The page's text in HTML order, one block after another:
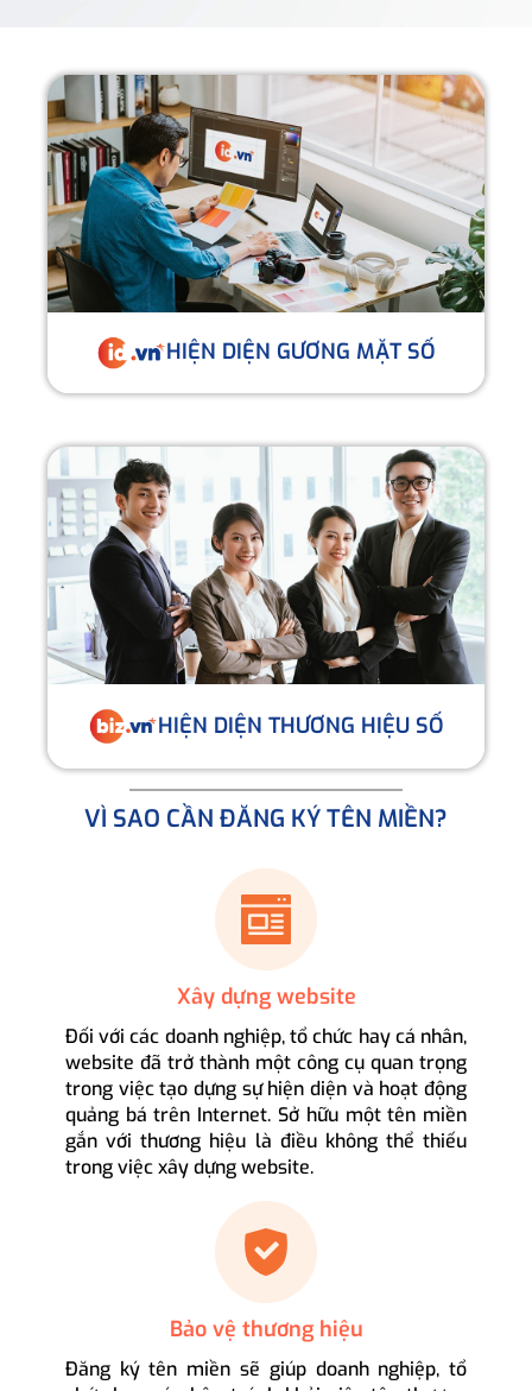
HIỆN DIỆN GƯƠNG MẶT SỐ
HIỆN DIỆN THƯƠNG HIỆU SỐ
VÌ SAO CẦN ĐĂNG KÝ TÊN MIỀN?
Xây dựng website
Đối với các doanh nghiệp, tổ chức hay cá nhân,
website đã trở thành một công cụ quan trọng
trong việc tạo dựng sự hiện diện và hoạt động
quảng bá trên Internet. Sở hữu một tên miền
gắn với thương hiệu là điều không thể thiếu
trong việc xây dựng website.
Bảo vệ thương hiệu
Đăng ký tên miền sẽ giúp doanh nghiệp, tổ